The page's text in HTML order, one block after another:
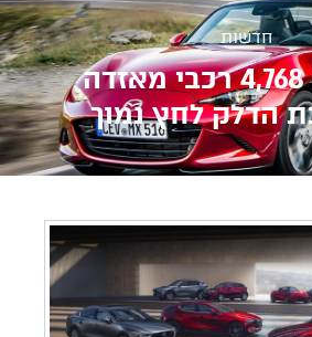
חדשות
ריקול ל- 4,768 רכבי מאזדה
הדלק לחץ נמוך